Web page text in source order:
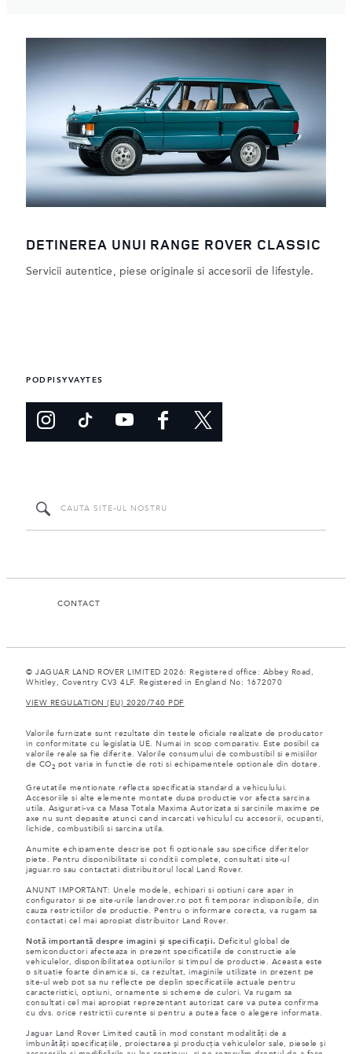
DETINEREA UNUI RANGE ROVER CLASSIC
Servicii autentice, piese originale si accesorii de lifestyle.
PODPISYVAYTES
CONTACT
© JAGUAR LAND ROVER LIMITED 2026: Registered office: Abbey Road,
Whitley, Coventry CV3 4LF. Registered in England No: 1672070
VIEW REGULATION (EU) 2020/740 PDF
Valorile furnizate sunt rezultate din testele oficiale realizate de producator
in conformitate cu legislatia UE. Numai in scop comparativ. Este posibil ca
valorile reale sa fie diferite. Valorile consumului de combustibil si emisiilor
de CO2 pot varia in functie de roti si echipamentele optionale din dotare.
Greutatile mentionate reflecta specificatia standard a vehiculului.
Accesoriile si alte elemente montate dupa productie vor afecta sarcina
utila. Asigurati-va ca Masa Totala Maxima Autorizata si sarcinile maxime pe
axe nu sunt depasite atunci cand incarcati vehiculul cu accesorii, ocupanti,
lichide, combustibili si sarcina utila.
Anumite echipamente descrise pot fi optionale sau specifice diferitelor
piete. Pentru disponibilitate si conditii complete, consultati site-ul
jaguar.ro sau contactati distribuitorul local Land Rover.
ANUNT IMPORTANT: Unele modele, echipari si optiuni care apar in
configurator si pe site-urile landrover.ro pot fi temporar indisponibile, din
cauza restrictiilor de productie. Pentru o informare corecta, va rugam sa
contactati cel mai apropiat distribuitor Land Rover.
Notă importantă despre imagini și specificații. Deficitul global de
semiconductori afecteaza in prezent specificatiile de constructie ale
vehiculelor, disponibilitatea optiunilor si timpul de productie. Aceasta este
o situatie foarte dinamica si, ca rezultat, imaginile utilizate in prezent pe
site-ul web pot sa nu reflecte pe deplin specificatiile actuale pentru
caracteristici, optiuni, ornamente si scheme de culori. Va rugam sa
consultati cel mai apropiat reprezentant autorizat care va putea confirma
cu dvs. orice restrictii curente si pentru a putea face o alegere informata.
Jaguar Land Rover Limited caută în mod constant modalități de a
îmbunătăți specificațiile, proiectarea și producția vehiculelor sale, piesele și